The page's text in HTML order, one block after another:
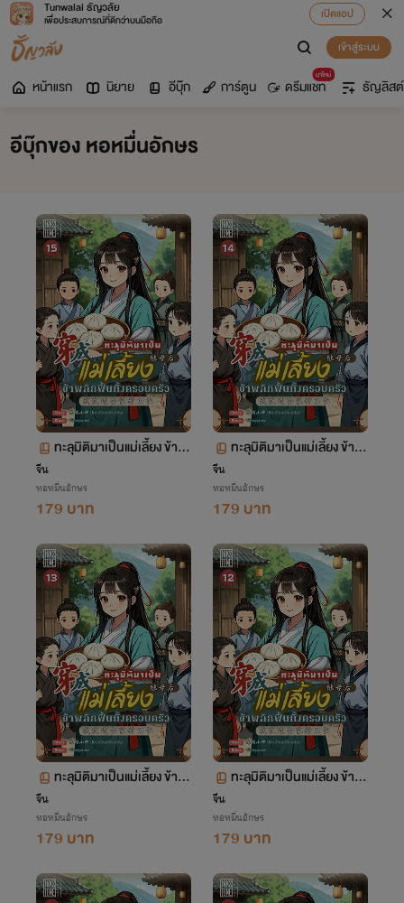
Tunwalai ธัญวลัย
เพื่อประสบการณ์ที่ดีกว่าบนมือถือ
เปิดแอป
เข้าสู่ระบบ
หน้าแรก นิยาย อีบุ๊ก การ์ตูน
มาใหม่
ดรีมแชท ธัญลิสต์
อีบุ๊กของ หอหมื่นอักษร
ทะลุมิติมาเป็นแม่เลี้ยง ข้าพ
(จบ+ตอนพิเศษ)
จีน
หอหมื่นอักษร
179 บาท
ทะลุมิติมาเป็นแม่เลี้ยง ข้าพ
ตอน 706-758
จีน
หอหมื่นอักษร
179 บาท
ทะลุมิติมาเป็นแม่เลี้ยง ข้าพ
ตอน 653-705
จีน
หอหมื่นอักษร
179 บาท
ทะลุมิติมาเป็นแม่เลี้ยง ข้าพ
ตอน 600-652
จีน
หอหมื่นอักษร
179 บาท